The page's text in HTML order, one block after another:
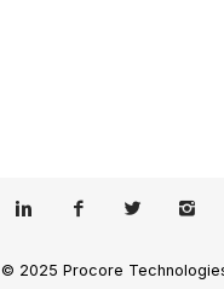
© 2025 Procore